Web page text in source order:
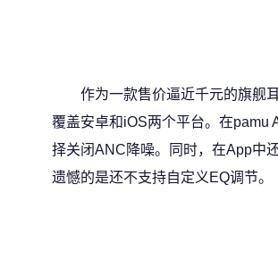
作为一款售价逼近千元的旗舰
覆盖安卓和iOS两个平台。在pamu
择关闭ANC降噪。同时，在App中
遗憾的是还不支持自定义EQ调节。